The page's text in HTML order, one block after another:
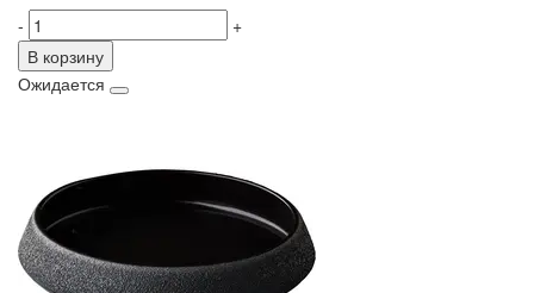
-
+
В корзину
Ожидается